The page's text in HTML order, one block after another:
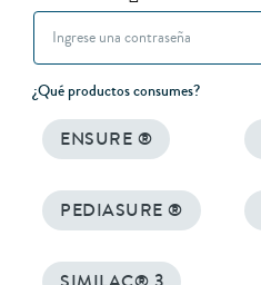
¿Qué productos consumes?
ENSURE ®
PEDIASURE ®